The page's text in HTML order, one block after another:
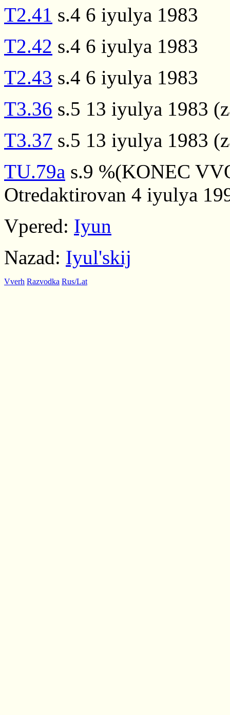
T2.41 s.4 6 iyulya 1983
T2.42 s.4 6 iyulya 1983
T2.43 s.4 6 iyulya 1983
T3.36 s.5 13 iyulya 1983
T3.37 s.5 13 iyulya 1983
TU.79a s.9 %(KONEC
Otredaktirovan 4 iyulya
Vpered: Iyun
Nazad: Iyul'skij
Vverh Razvodka Rus/Lat